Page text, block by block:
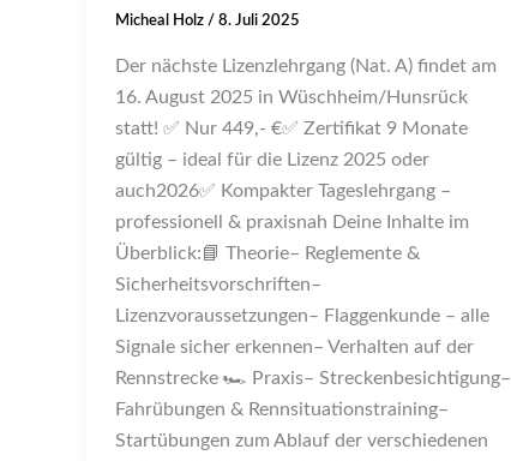
Micheal Holz / 8. Juli 2025
Der nächste Lizenzlehrgang (Nat. A) findet am
16. August 2025 in Wüschheim/Hunsrück
statt! ✅ Nur 449,- €✅ Zertifikat 9 Monate
gültig – ideal für die Lizenz 2025 oder
auch2026✅ Kompakter Tageslehrgang –
professionell & praxisnah Deine Inhalte im
Überblick:📘 Theorie– Reglemente &
Sicherheitsvorschriften–
Lizenzvoraussetzungen– Flaggenkunde – alle
Signale sicher erkennen– Verhalten auf der
Rennstrecke 🏎️ Praxis– Streckenbesichtigung–
Fahrübungen & Rennsituationstraining–
Startübungen zum Ablauf der verschiedenen